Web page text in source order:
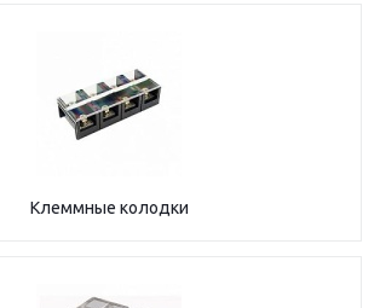
Клеммные колодки